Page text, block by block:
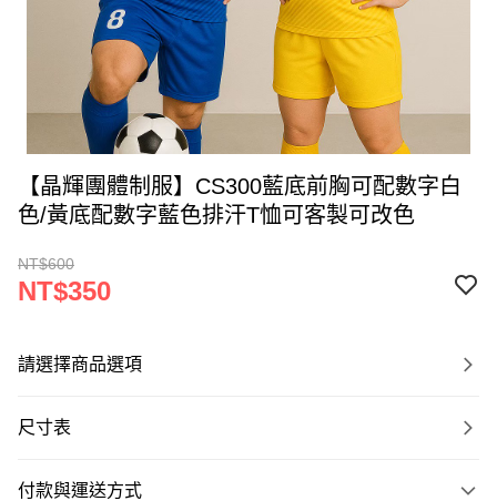
【晶輝團體制服】CS300藍底前胸可配數字白
色/黃底配數字藍色排汗T恤可客製可改色
NT$600
NT$350
請選擇商品選項
尺寸表
付款與運送方式